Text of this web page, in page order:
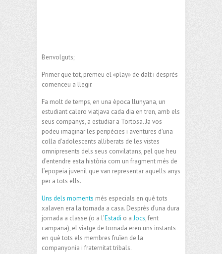
Benvolguts;
Primer que tot, premeu el «play» de dalt i després
comenceu a llegir.
Fa molt de temps, en una època llunyana, un
estudiant calero viatjava cada dia en tren, amb els
seus companys, a estudiar a Tortosa. Ja vos
podeu imaginar les peripècies i aventures d’una
colla d’adolescents alliberats de les vistes
omnipresents dels seus convilatans, pel que heu
d’entendre esta història com un fragment més de
l’epopeia juvenil que van representar aquells anys
per a tots ells.
Uns dels moments més especials en què tots
xalaven era la tornada a casa. Després d’una dura
jornada a classe (o a l’Estadi o a Jocs, fent
campana), el viatge de tornada eren uns instants
en què tots els membres fruïen de la
companyonia i fraternitat tribals.